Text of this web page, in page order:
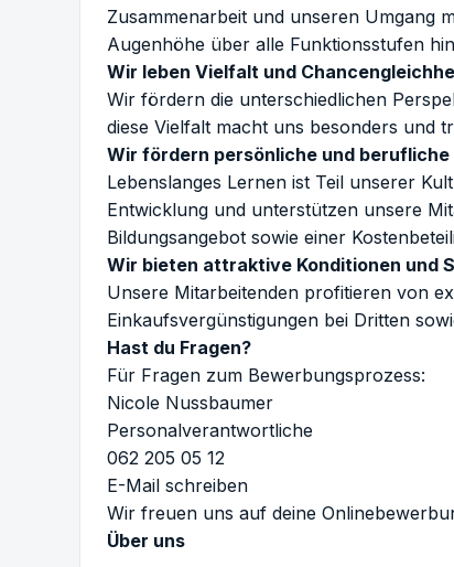
Zusammenarbeit und unseren Umgang
Augenhöhe über alle Funktionsstufen
Wir leben Vielfalt und
Wir fördern die unterschiedlichen
diese Vielfalt macht uns besonders und
Wir fördern persönliche und
Lebenslanges Lernen ist Teil unserer
Entwicklung und unterstützen unsere
Bildungsangebot sowie einer
Wir bieten attraktive Konditionen und
Unsere Mitarbeitenden profitieren von
Einkaufsvergünstigungen bei Dritten
Hast du Fragen?
Für Fragen zum Bewerbungsprozess:
Nicole Nussbaumer
Personalverantwortliche
062 205 05 12
E-Mail schreiben
Wir freuen uns auf deine
Über uns